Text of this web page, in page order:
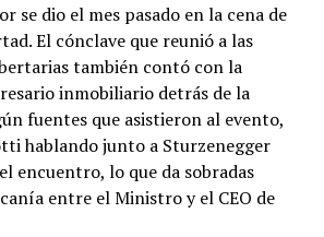
se dio el mes pasado en la cena de
El cónclave que reunió a las
también contó con la
inmobiliario detrás de la
fuentes que asistieron al evento,
hablando junto a Sturzenegger
encuentro, lo que da sobradas
entre el Ministro y el CEO de